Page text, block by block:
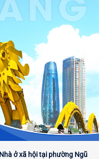
ở xã hội tại phường Ngũ